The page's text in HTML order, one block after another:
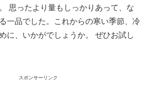
思ったより量もしっかりあって、な
一品でした。これからの寒い季節、冷
に、いかがでしょうか。 ぜひお試し
スポンサーリンク